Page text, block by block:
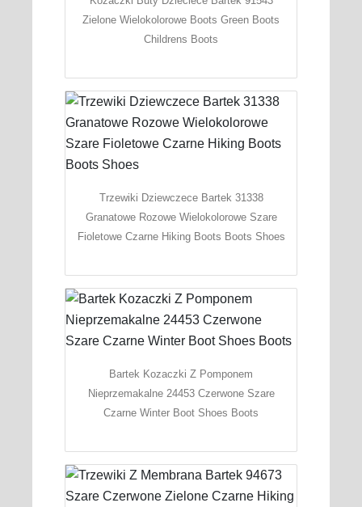
Zielone Wielokolorowe Boots Green Boots
Childrens Boots
Trzewiki Dziewczece Bartek 31338
Granatowe Rozowe Wielokolorowe Szare
Fioletowe Czarne Hiking Boots Boots Shoes
Bartek Kozaczki Z Pomponem
Nieprzemakalne 24453 Czerwone Szare
Czarne Winter Boot Shoes Boots